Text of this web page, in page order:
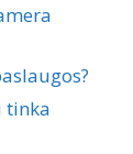
tinka